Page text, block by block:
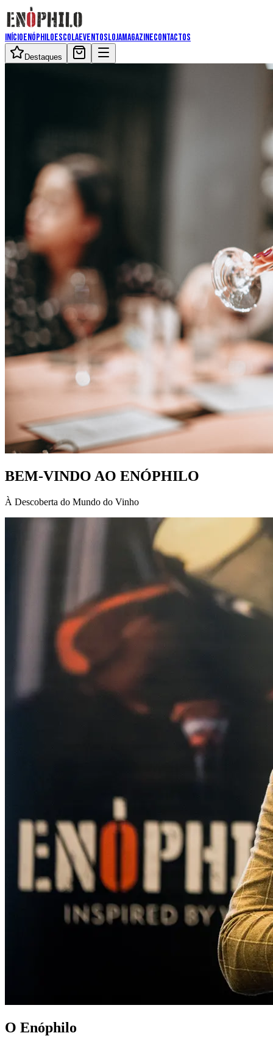
InícioEnóphiloEscolaEventosLojaMagazineContactos
Destaques
BEM-VINDO AO ENÓPHILO
À Descoberta do Mundo do Vinho
O Enóphilo